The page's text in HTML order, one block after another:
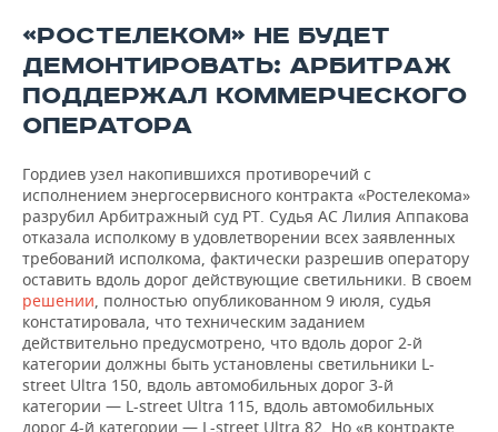
«РОСТЕЛЕКОМ» НЕ БУДЕТ
ДЕМОНТИРОВАТЬ: АРБИТРАЖ
ПОДДЕРЖАЛ КОММЕРЧЕСКОГО
ОПЕРАТОРА
Гордиев узел накопившихся противоречий с
исполнением энергосервисного контракта «Ростелекома»
разрубил Арбитражный суд РТ. Судья АС Лилия Аппакова
отказала исполкому в удовлетворении всех заявленных
требований исполкома, фактически разрешив оператору
оставить вдоль дорог действующие светильники. В своем
решении, полностью опубликованном 9 июля, судья
констатировала, что техническим заданием
действительно предусмотрено, что вдоль дорог 2-й
категории должны быть установлены светильники L-
street Ultra 150, вдоль автомобильных дорог 3-й
категории — L-street Ultra 115, вдоль автомобильных
дорог 4-й категории — L-street Ultra 82. Но «в контракте